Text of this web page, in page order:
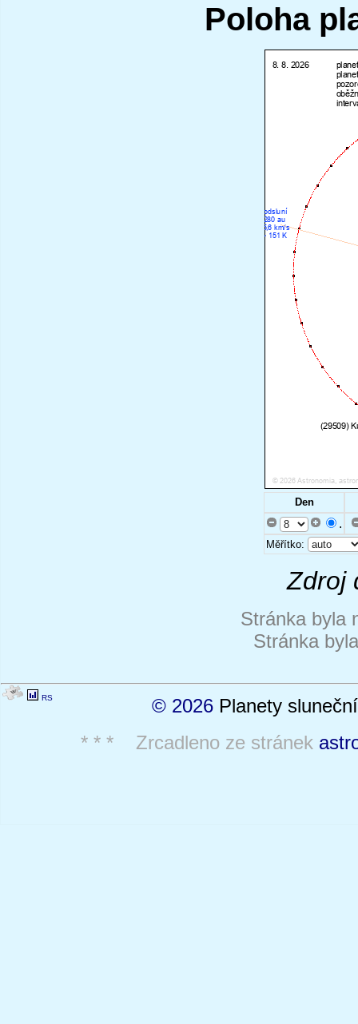
Poloha
Den
.
Měřítko:
Zdroj
Stránka byla
Stránka
RS © 2026 Planety
* * * Zrcadleno ze stránek